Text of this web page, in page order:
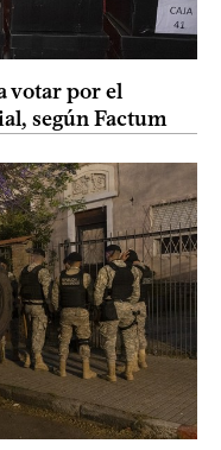
votar por el
según Factum